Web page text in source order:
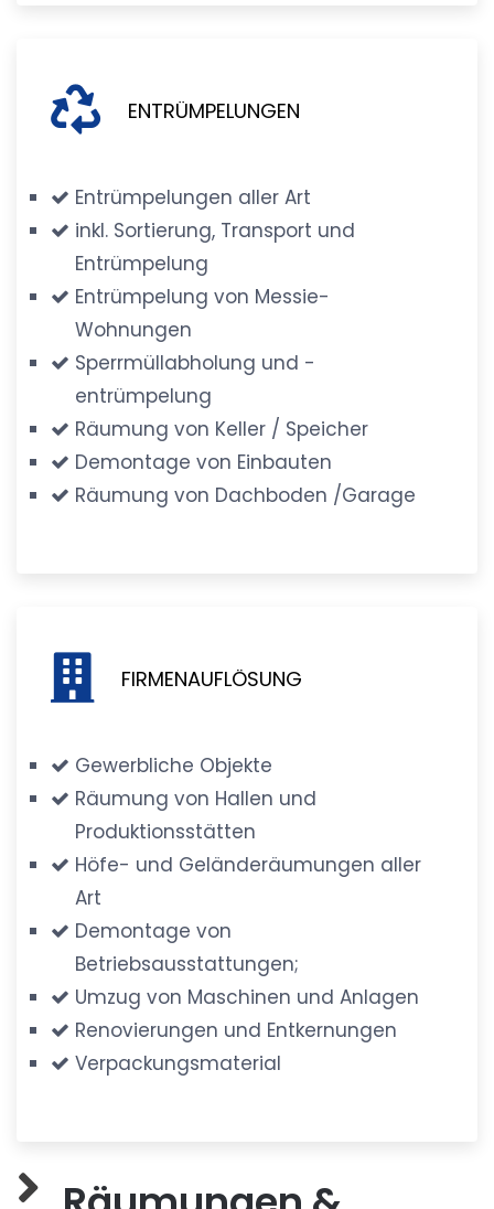
ENTRÜMPELUNGEN
Entrümpelungen aller Art
inkl. Sortierung, Transport und
Entrümpelung
Entrümpelung von Messie-
Wohnungen
Sperrmüllabholung und -
entrümpelung
Räumung von Keller / Speicher
Demontage von Einbauten
Räumung von Dachboden /Garage
FIRMENAUFLÖSUNG
Gewerbliche Objekte
Räumung von Hallen und
Produktionsstätten
Höfe- und Geländeräumungen aller
Art
Demontage von
Betriebsausstattungen;
Umzug von Maschinen und Anlagen
Renovierungen und Entkernungen
Verpackungsmaterial